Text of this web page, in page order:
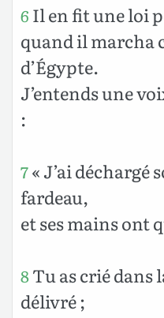
6 Il en fit une loi
quand il marcha
d’Égypte.
J’entends une
:
7« J’ai déchargé
fardeau,
et ses mains ont
8Tu as crié dans
délivré ;